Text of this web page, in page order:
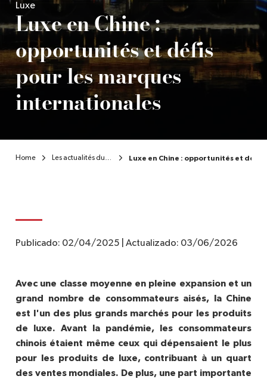
FR
Luxe
Luxe en Chine :
opportunités et défis
pour les marques
internationales
Home Les actualités du secteur du luxe Luxe en Chine : opportunités et
Publicado: 02/04/2025 Actualizado: 03/06/2026
Avec une classe moyenne en pleine expansion et un
grand nombre de consommateurs aisés, la Chine
est l'un des plus grands marchés pour les produits
de luxe. Avant la pandémie, les consommateurs
chinois étaient même ceux qui dépensaient le plus
pour les produits de luxe, contribuant à un quart
des ventes mondiales. De plus, une part importante